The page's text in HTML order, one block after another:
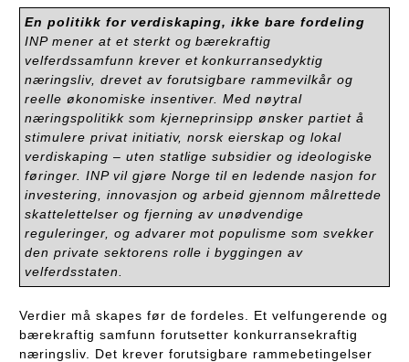
En politikk for verdiskaping, ikke bare fordeling
INP mener at et sterkt og bærekraftig
velferdssamfunn krever et konkurransedyktig
næringsliv, drevet av forutsigbare rammevilkår og
reelle økonomiske insentiver. Med nøytral
næringspolitikk som kjerneprinsipp ønsker partiet å
stimulere privat initiativ, norsk eierskap og lokal
verdiskaping – uten statlige subsidier og ideologiske
føringer. INP vil gjøre Norge til en ledende nasjon for
investering, innovasjon og arbeid gjennom målrettede
skattelettelser og fjerning av unødvendige
reguleringer, og advarer mot populisme som svekker
den private sektorens rolle i byggingen av
velferdsstaten.
Verdier må skapes før de fordeles. Et velfungerende og
bærekraftig samfunn forutsetter konkurransekraftig
næringsliv. Det krever forutsigbare rammebetingelser